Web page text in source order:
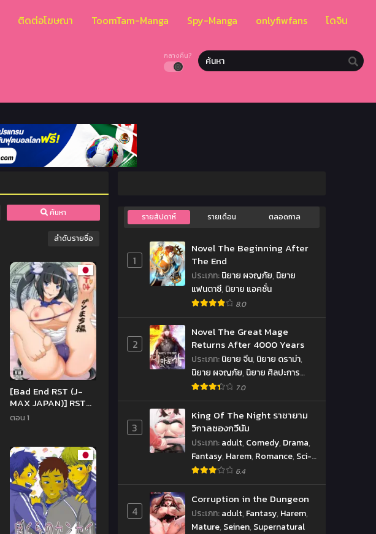
ติดต่อโฆษณา ToomTam-Manga Spy-Manga onlyfiwfans โดจิน
กลางคืน?
ค้นหา
ลำดับรายชื่อ
[Bad End RST (J-
MAX JAPAN)] RST
04 ~ Dungeon ni
Machigatteiru
Darou ka ~
(Dungeon ni Deai o
Motomeru no wa
Machigatteiru
Darou ka)
ตอน 1
รายสัปดาห์ รายเดือน ตลอดกาล
1
Novel The Beginning After
The End
ประเภท:นิยาย ผจญภัย, นิยาย
แฟนตาซี, นิยาย แอคชั่น
8.0
2
Novel The Great Mage
Returns After 4000 Years
ประเภท:นิยาย จีน, นิยาย ดราม่า,
นิยาย ผจญภัย, นิยาย ศิลปะการ
ต่อสู้,นิยาย เหนือธรรมชาติ
7.0
3
King Of The Night ราชายาม
วิกาลซองกวีนัม
ประเภท:adult, Comedy, Drama,
Fantasy, Harem, Romance, Sci-
fi,Seinen,Supernatural
6.4
4
Corruption in the Dungeon
ประเภท:adult, Fantasy, Harem,
Mature, Seinen, Supernatural